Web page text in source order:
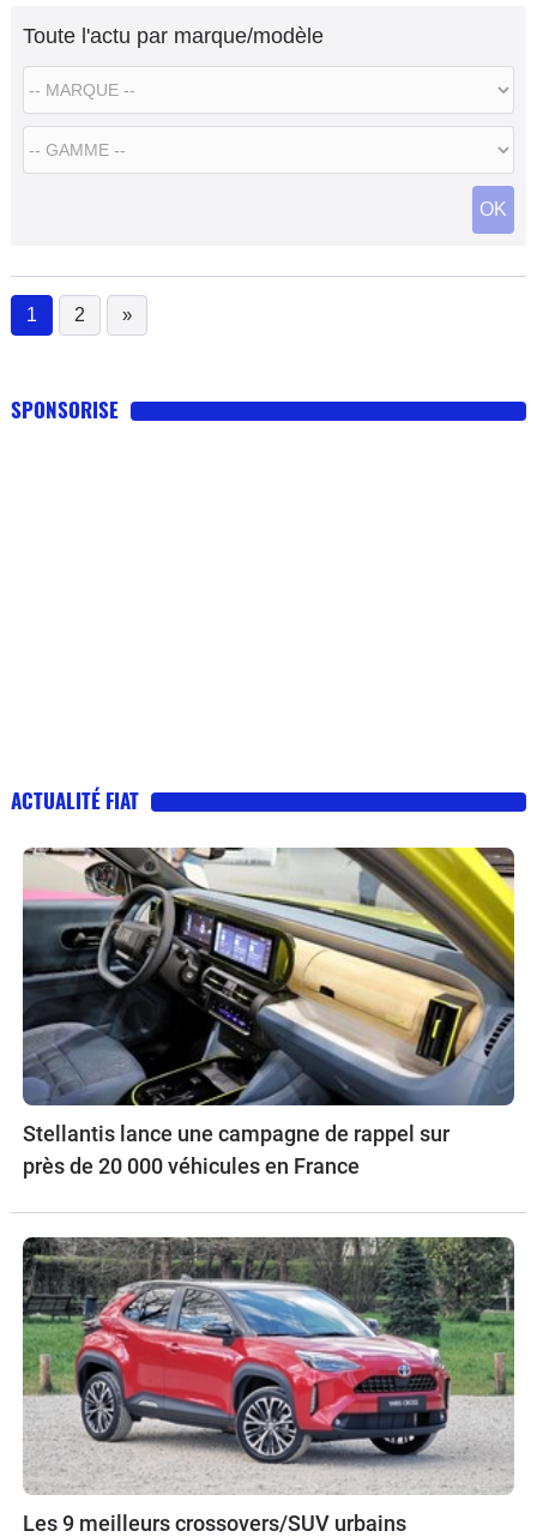
Toute l'actu par marque/modèle
OK
1
(current)
2 »
SPONSORISE
ACTUALITÉ FIAT
Stellantis lance une campagne de rappel sur
près de 20 000 véhicules en France
Les 9 meilleurs crossovers/SUV urbains